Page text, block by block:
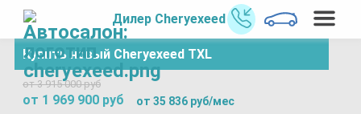
Дилер Cheryexeed
Купить новый Cheryexeed TXL
от 3 915 000 руб
от 1 969 900 руб от 35 836 руб/мес